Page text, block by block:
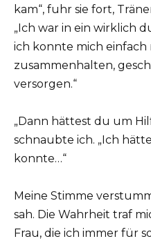
kam“, fuhr sie fort,
„Ich war in ein wirklich
ich konnte mich
zusammenhalten,
versorgen.“
„Dann hättest du um
schnaubte ich. „Ich
konnte…“
Meine Stimme
sah. Die Wahrheit traf
Frau, die ich immer für